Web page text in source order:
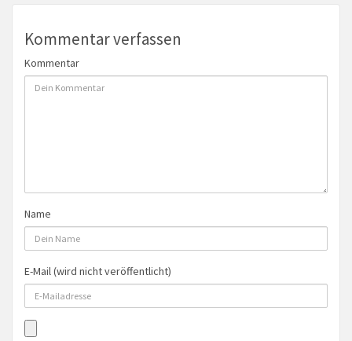
Kommentar verfassen
Kommentar
Name
E-Mail (wird nicht veröffentlicht)